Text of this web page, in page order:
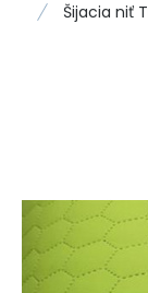
Šijacia niť